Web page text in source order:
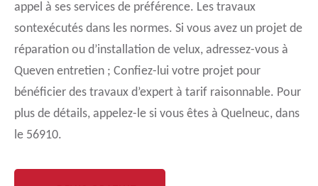
appel à ses services de préférence. Les travaux
sontexécutés dans les normes. Si vous avez un projet de
réparation ou d’installation de velux, adressez-vous à
Queven entretien ; Confiez-lui votre projet pour
bénéficier des travaux d’expert à tarif raisonnable. Pour
plus de détails, appelez-le si vous êtes à Quelneuc, dans
le 56910.